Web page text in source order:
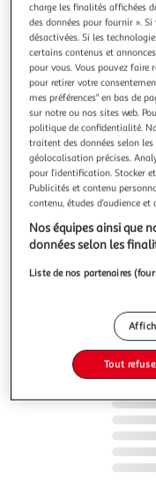
3.5 (6)
DELONGHI
Chauffage
2000W, Thermostat
jusqu'à 20 m²,
En savoir +
Garantie fabricant: 2
Vendu parAuchan
Livr. ou retrait
Retrait offert
Plus d'options
charge les finalités affichées
des données pour fournir ».
désactivées. Si les
certains contenus et
pour vous. Vous pouvez faire
pour retirer votre
mes préférences" en bas de
sur notre ou nos sites web.
politique de confidentialité.
traitent des données selon
géolocalisation précises.
pour l’identification. Stocker
Publicités et contenu
contenu, études d’audience
Nos équipes ainsi que
données selon les
Liste de nos partenaires
Tout